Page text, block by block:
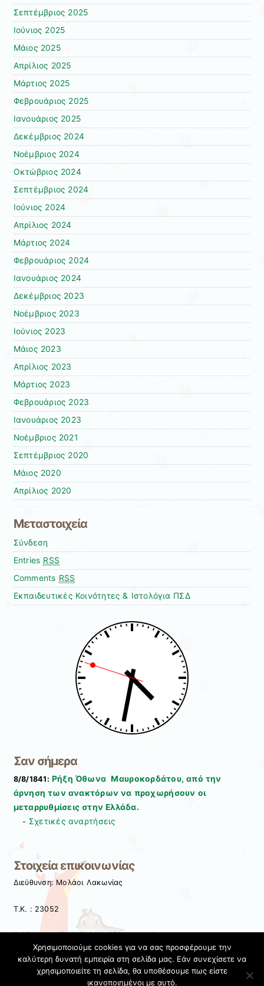
Σεπτέμβριος 2025
Ιούνιος 2025
Μάιος 2025
Απρίλιος 2025
Μάρτιος 2025
Φεβρουάριος 2025
Ιανουάριος 2025
Δεκέμβριος 2024
Νοέμβριος 2024
Οκτώβριος 2024
Σεπτέμβριος 2024
Ιούνιος 2024
Απρίλιος 2024
Μάρτιος 2024
Φεβρουάριος 2024
Ιανουάριος 2024
Δεκέμβριος 2023
Νοέμβριος 2023
Ιούνιος 2023
Μάιος 2023
Απρίλιος 2023
Μάρτιος 2023
Φεβρουάριος 2023
Ιανουάριος 2023
Νοέμβριος 2021
Σεπτέμβριος 2020
Μάιος 2020
Απρίλιος 2020
Μεταστοιχεία
Σύνδεση
Entries RSS
Comments RSS
Εκπαιδευτικές Κοινότητες & Ιστολόγια ΠΣΔ
Σαν σήμερα
8/8/1841: Ρήξη Όθωνα  Μαυροκορδάτου, από την
άρνηση των ανακτόρων να προχωρήσουν οι
μεταρρυθμίσεις στην Ελλάδα.
- Σχετικές αναρτήσεις
Στοιχεία επικοινωνίας
Διεύθυνση: Μολάοι Λακωνίας
Τ.Κ. : 23052
Τηλέφωνο: 2732180000, 2732180063
mail: mail@1nip-molaon.lak.sch.gr
Χρησιμοποιούμε cookies για να σας προσφέρουμε την
καλύτερη δυνατή εμπειρία στη σελίδα μας. Εάν συνεχίσετε να
χρησιμοποιείτε τη σελίδα, θα υποθέσουμε πως είστε
ικανοποιημένοι με αυτό.